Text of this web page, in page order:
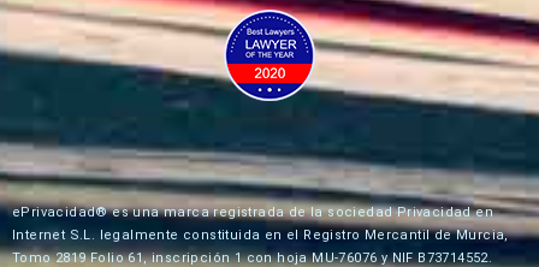
ePrivacidad® es una marca registrada de la sociedad Privacidad en
Internet S.L. legalmente constituida en el Registro Mercantil de Murcia,
Tomo 2819 Folio 61, inscripción 1 con hoja MU-76076 y NIF B73714552.